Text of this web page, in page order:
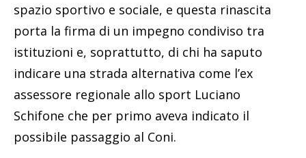
spazio sportivo e sociale, e questa rinascita
porta la firma di un impegno condiviso tra
istituzioni e, soprattutto, di chi ha saputo
indicare una strada alternativa come l’ex
assessore regionale allo sport Luciano
Schifone che per primo aveva indicato il
possibile passaggio al Coni.